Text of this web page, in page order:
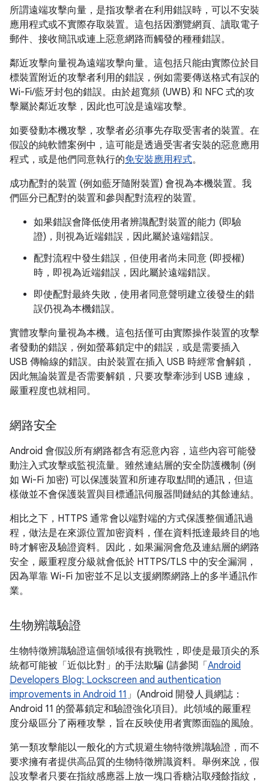
所謂遠端攻擊向量，是指攻擊者在利用錯誤時，可以不安裝
應用程式或不實際存取裝置。這包括因瀏覽網頁、讀取電子
郵件、接收簡訊或連上惡意網路而觸發的種種錯誤。
鄰近攻擊向量視為遠端攻擊向量。這包括只能由實際位於目
標裝置附近的攻擊者利用的錯誤，例如需要傳送格式有誤的
Wi-Fi/藍牙封包的錯誤。由於超寬頻 (UWB) 和 NFC 式的攻
擊屬於鄰近攻擊，因此也可說是遠端攻擊。
如要發動本機攻擊，攻擊者必須事先存取受害者的裝置。在
假設的純軟體案例中，這可能是透過受害者安裝的惡意應用
程式，或是他們同意執行的免安裝應用程式。
成功配對的裝置 (例如藍牙隨附裝置) 會視為本機裝置。我
們區分已配對的裝置和參與配對流程的裝置。
如果錯誤會降低使用者辨識配對裝置的能力 (即驗
證)，則視為近端錯誤，因此屬於遠端錯誤。
配對流程中發生錯誤，但使用者尚未同意 (即授權)
時，即視為近端錯誤，因此屬於遠端錯誤。
即使配對最終失敗，使用者同意聲明建立後發生的錯
誤仍視為本機錯誤。
實體攻擊向量視為本機。這包括僅可由實際操作裝置的攻擊
者發動的錯誤，例如螢幕鎖定中的錯誤，或是需要插入
USB 傳輸線的錯誤。由於裝置在插入 USB 時經常會解鎖，
因此無論裝置是否需要解鎖，只要攻擊牽涉到 USB 連線，
嚴重程度也就相同。
網路安全
Android 會假設所有網路都含有惡意內容，這些內容可能發
動注入式攻擊或監視流量。雖然連結層的安全防護機制 (例
如 Wi-Fi 加密) 可以保護裝置和所連存取點間的通訊，但這
樣做並不會保護裝置與目標通訊伺服器間鏈結的其餘連結。
相比之下，HTTPS 通常會以端對端的方式保護整個通訊過
程，做法是在來源位置加密資料，僅在資料抵達最終目的地
時才解密及驗證資料。因此，如果漏洞會危及連結層的網路
安全，嚴重程度分級就會低於 HTTPS/TLS 中的安全漏洞，
因為單靠 Wi-Fi 加密並不足以支援網際網路上的多半通訊作
業。
生物辨識驗證
生物特徵辨識驗證這個領域很有挑戰性，即使是最頂尖的系
統都可能被「近似比對」的手法欺騙 (請參閱「 Android
Developers Blog: Lockscreen and authentication
improvements in Android 11 」(Android 開發人員網誌：
Android 11 的螢幕鎖定和驗證強化項目)。此領域的嚴重程
度分級區分了兩種攻擊，旨在反映使用者實際面臨的風險。
第一類攻擊能以一般化的方式規避生物特徵辨識驗證，而不
要求擁有者提供高品質的生物特徵辨識資料。舉例來說，假
設攻擊者只要在指紋感應器上放一塊口香糖沾取殘餘指紋，